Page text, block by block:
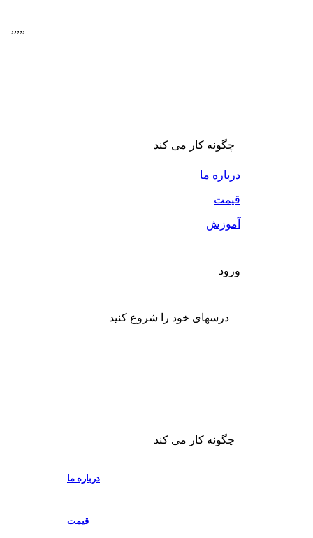
,,,,,
چگونه کار می کند
درباره ما
قیمت
آموزش
ورود
درسهای خود را شروع کنید
چگونه کار می کند
درباره ما
قیمت